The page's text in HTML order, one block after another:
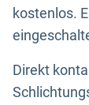
kostenlos.
Direkt